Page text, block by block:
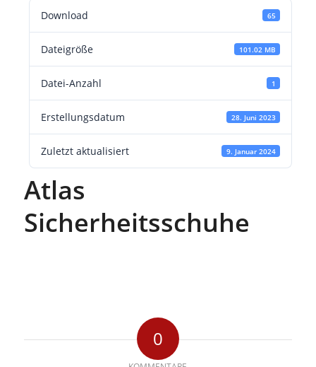
Download 65
Dateigröße 101.02 MB
Datei-Anzahl 1
Erstellungsdatum 28. Juni 2023
Zuletzt aktualisiert 9. Januar 2024
Atlas
Sicherheitsschuhe
0